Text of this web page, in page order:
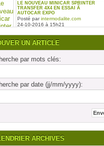
LE NOUVEAU MINICAR SPRINTER
TRANSFER 4X4 EN ESSAI Ã
AUTOCAR EXPO
Posté parintermodalite.com
24-10-2016 à 15h21
REMISE DES SIX PREMIERS INTOURO
MERCEDES-BENZ ASSEMBLÃ©S SUR
LE SITE DAIMLER BUSES DE LIGNY-
28-09-2016 à 17h19
UN ARTICLE
par mots clés:
par date (jj/mm/yyyy):
ARCHIVES